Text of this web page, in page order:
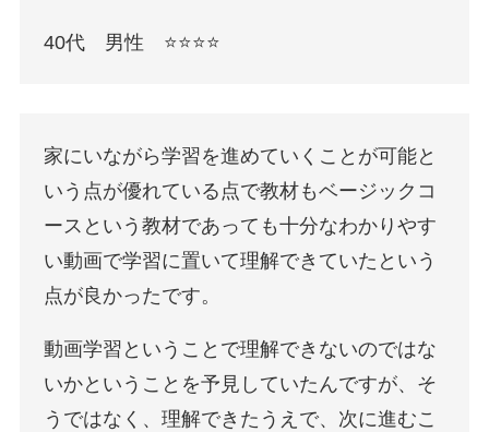
40代 男性 ⭐️⭐️⭐️⭐️
家にいながら学習を進めていくことが可能と
いう点が優れている点で教材もベージックコ
ースという教材であっても十分なわかりやす
い動画で学習に置いて理解できていたという
点が良かったです。
動画学習ということで理解できないのではな
いかということを予見していたんですが、そ
うではなく、理解できたうえで、次に進むこ